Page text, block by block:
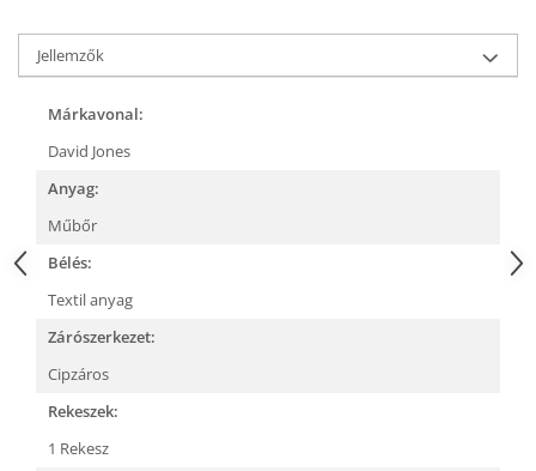
Jellemzők
Márkavonal:
David Jones
Anyag:
Műbőr
Bélés:
Textil anyag
Zárószerkezet:
Cipzáros
Rekeszek:
1 Rekesz